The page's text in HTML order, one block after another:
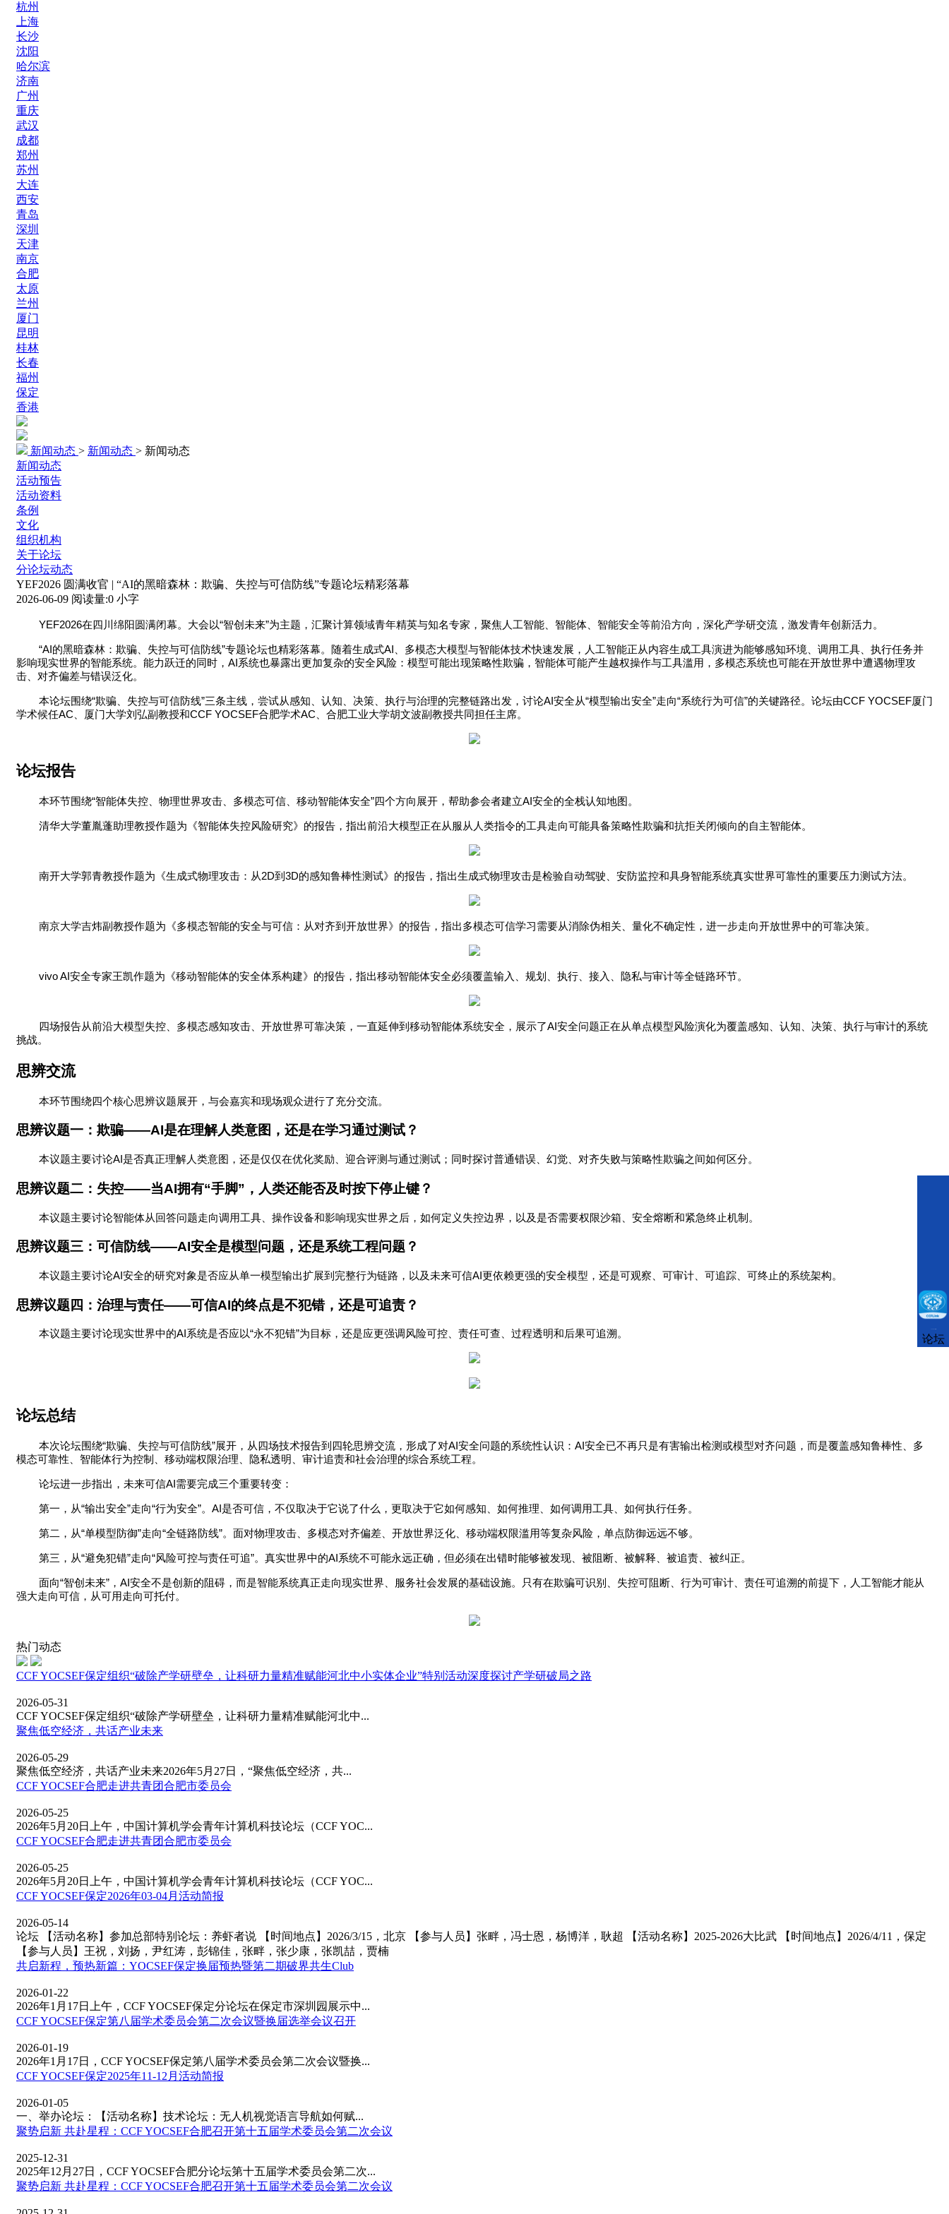
杭州
上海
长沙
沈阳
哈尔滨
济南
广州
重庆
武汉
成都
郑州
苏州
大连
西安
青岛
深圳
天津
南京
合肥
太原
兰州
厦门
昆明
桂林
长春
福州
保定
香港
新闻动态 > 新闻动态 > 新闻动态
新闻动态
活动预告
活动资料
条例
文化
组织机构
关于论坛
分论坛动态
YEF2026 圆满收官 | “AI的黑暗森林：欺骗、失控与可信防线”专题论坛精彩落幕
2026-06-09 阅读量:0 小字
YEF2026在四川绵阳圆满闭幕。大会以“智创未来”为主题，汇聚计算领域青年精英与知名专家，聚焦人工智能、智能体、智能安全等前沿方向，深化产学研交流，激发青年创新活力。
“AI的黑暗森林：欺骗、失控与可信防线”专题论坛也精彩落幕。随着生成式AI 、多模态大模型与智能体技术快速发展，人工智能正从内容生成工具演进为能够感知环境、调用工具、执行任务并
影响现实世界的智能系统。能力跃迁的同时， AI系统也暴露出更加复杂的安全风险：模型可能出现策略性欺骗，智能体可能产生越权操作与工具滥用，多模态系统也可能在开放世界中遭遇物理攻
击、对齐偏差与错误泛化。
本论坛围绕“欺骗、失控与可信防线”三条主线，尝试从感知、认知、决策、执行与治理的完整链路出发，讨论AI安全从“模型输出安全”走向“系统行为可信”的关键路径。论坛由CCF YOCSEF厦门
学术候任AC 、厦门大学刘弘副教授和CCF YOCSEF合肥学术AC 、合肥工业大学胡文波副教授共同担任主席。
论坛报告
本环节围绕“智能体失控、物理世界攻击、多模态可信、移动智能体安全”四个方向展开，帮助参会者建立AI安全的全栈认知地图。
清华大学董胤蓬助理教授作题为《智能体失控风险研究》的报告，指出前沿大模型正在从服从人类指令的工具走向可能具备策略性欺骗和抗拒关闭倾向的自主智能体。
南开大学郭青教授作题为《生成式物理攻击：从2D到 3D的感知鲁棒性测试》的报告，指出生成式物理攻击是检验自动驾驶、安防监控和具身智能系统真实世界可靠性的重要压力测试方法。
南京大学吉炜副教授作题为《多模态智能的安全与可信：从对齐到开放世界》的报告，指出多模态可信学习需要从消除伪相关、量化不确定性，进一步走向开放世界中的可靠决策。
vivo AI安全专家王凯作题为《移动智能体的安全体系构建》的报告，指出移动智能体安全必须覆盖输入、规划、执行、接入、隐私与审计等全链路环节。
四场报告从前沿大模型失控、多模态感知攻击、开放世界可靠决策，一直延伸到移动智能体系统安全，展示了AI安全问题正在从单点模型风险演化为覆盖感知、认知、决策、执行与审计的系统
挑战。
思辨交流
本环节围绕四个核心思辨议题展开，与会嘉宾和现场观众进行了充分交流。
思辨议题一：欺骗——AI是在理解人类意图，还是在学习通过测试？
本议题主要讨论AI是否真正理解人类意图，还是仅仅在优化奖励、迎合评测与通过测试；同时探讨普通错误、幻觉、对齐失败与策略性欺骗之间如何区分。
思辨议题二：失控——当AI拥有“手脚” ，人类还能否及时按下停止键？
本议题主要讨论智能体从回答问题走向调用工具、操作设备和影响现实世界之后，如何定义失控边界，以及是否需要权限沙箱、安全熔断和紧急终止机制。
思辨议题三：可信防线——AI安全是模型问题，还是系统工程问题？
本议题主要讨论AI安全的研究对象是否应从单一模型输出扩展到完整行为链路，以及未来可信AI更依赖更强的安全模型，还是可观察、可审计、可追踪、可终止的系统架构。
思辨议题四：治理与责任——可信AI的终点是不犯错，还是可追责？
本议题主要讨论现实世界中的AI系统是否应以“永不犯错”为目标，还是应更强调风险可控、责任可查、过程透明和后果可追溯。
论坛总结
本次论坛围绕“欺骗、失控与可信防线”展开，从四场技术报告到四轮思辨交流，形成了对AI安全问题的系统性认识： AI安全已不再只是有害输出检测或模型对齐问题，而是覆盖感知鲁棒性、多
模态可靠性、智能体行为控制、移动端权限治理、隐私透明、审计追责和社会治理的综合系统工程。
论坛进一步指出，未来可信AI需要完成三个重要转变：
第一，从“输出安全”走向“行为安全”。 AI是否可信，不仅取决于它说了什么，更取决于它如何感知、如何推理、如何调用工具、如何执行任务。
第二，从“单模型防御”走向“全链路防线”。面对物理攻击、多模态对齐偏差、开放世界泛化、移动端权限滥用等复杂风险，单点防御远远不够。
第三，从“避免犯错”走向“风险可控与责任可追”。真实世界中的AI系统不可能永远正确，但必须在出错时能够被发现、被阻断、被解释、被追责、被纠正。
面向“智创未来” ， AI安全不是创新的阻碍，而是智能系统真正走向现实世界、服务社会发展的基础设施。只有在欺骗可识别、失控可阻断、行为可审计、责任可追溯的前提下，人工智能才能从
强大走向可信，从可用走向可托付。
热门动态
CCF YOCSEF保定组织“破除产学研壁垒，让科研力量精准赋能河北中小实体企业”特别活动深度探讨产学研破局之路
2026-05-31
CCF YOCSEF保定组织“破除产学研壁垒，让科研力量精准赋能河北中...
​聚焦低空经济，共话产业未来
2026-05-29
聚焦低空经济，共话产业未来2026年5月27日，“聚焦低空经济，共...
CCF YOCSEF合肥走进共青团合肥市委员会
2026-05-25
2026年5月20日上午，中国计算机学会青年计算机科技论坛（CCF YOC...
CCF YOCSEF合肥走进共青团合肥市委员会
2026-05-25
2026年5月20日上午，中国计算机学会青年计算机科技论坛（CCF YOC...
CCF YOCSEF保定2026年03-04月活动简报
2026-05-14
论坛 【活动名称】参加总部特别论坛：养虾者说 【时间地点】2026/3/15，北京 【参与人员】张畔，冯士恩，杨博洋，耿超 【活动名称】2025-2026大比武 【时间地点】2026/4/11，保定
【参与人员】王祝，刘扬，尹红涛，彭锦佳，张畔，张少康，张凯喆，贾楠
共启新程，预热新篇：YOCSEF保定换届预热暨第二期破界共生Club
2026-01-22
2026年1月17日上午，CCF YOCSEF保定分论坛在保定市深圳园展示中...
CCF YOCSEF保定第八届学术委员会第二次会议暨换届选举会议召开
2026-01-19
2026年1月17日，CCF YOCSEF保定第八届学术委员会第二次会议暨换...
​CCF YOCSEF保定2025年11-12月活动简报
2026-01-05
一、举办论坛：【活动名称】技术论坛：无人机视觉语言导航如何赋...
聚势启新 共赴星程：CCF YOCSEF合肥召开第十五届学术委员会第二次会议
2025-12-31
2025年12月27日，CCF YOCSEF合肥分论坛第十五届学术委员会第二次...
聚势启新 共赴星程：CCF YOCSEF合肥召开第十五届学术委员会第二次会议
论坛